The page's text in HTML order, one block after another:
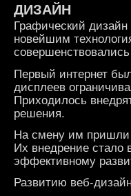
ДИЗАЙН
Графический
новейшим
совершенствовались
Первый интернет
дисплеев
Приходилось
решения.
На смену им пришли
Их внедрение стало
эффективному
Развитию веб-